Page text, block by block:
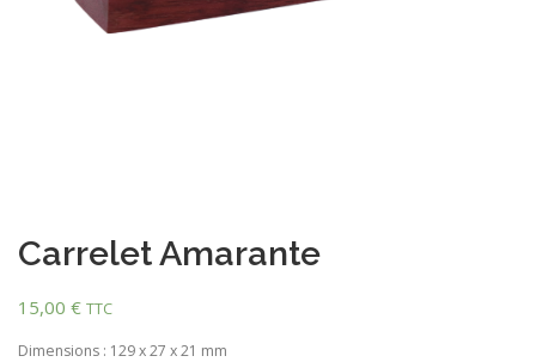
Carrelet Amarante
15,00 € TTC
Dimensions : 129 x 27 x 21 mm